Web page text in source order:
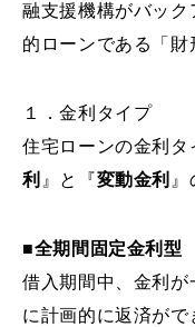
融支援機構がバッ
的ローンである「財
１．金利タイプ
住宅ローンの金利
利 』と『変動金利
■全期間固定金利型
借入期間中、金利
に計画的に返済が